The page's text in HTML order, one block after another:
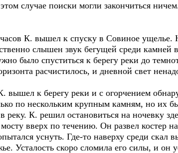
случае поиски могли закончиться
К. вышел к спуску в Совиное ущелье.
слышен звук бегущей среди камней
было спуститься к берегу реки до
расчистилось, и дневной свет
к берегу реки и с огорчением
по нескольким крупным камням, но их
реку. К. решил остановиться на ночевку
вверх по течению. Он развел костер
уснуть. Где-то наверху среди скал
Усталость скоро сломила его силы, и он